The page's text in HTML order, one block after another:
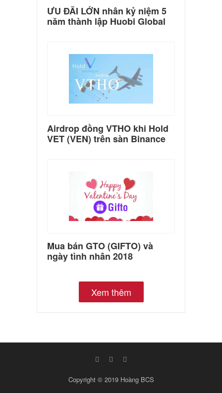
ƯU ĐÃI LỚN nhân kỷ niệm 5
năm thành lập Huobi Global
Airdrop đồng VTHO khi Hold
VET (VEN) trên sàn Binance
Mua bán GTO (GIFTO) và
ngày tình nhân 2018
Xem thêm
Copyright © 2019 Hoàng BCS